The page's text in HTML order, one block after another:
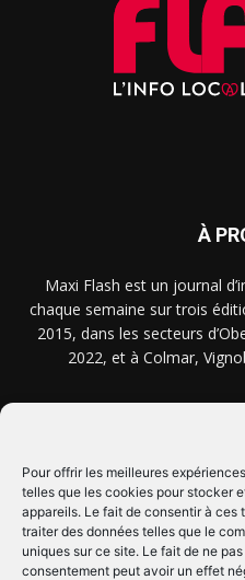
Pour offrir les meilleures
telles que les cookies pour stocker
appareils. Le fait de consentir à ces
traiter des données telles que le
uniques sur ce site. Le fait de ne
consentement peut avoir un effet
À
Maxi Flash est un journal
chaque semaine sur trois
2015, dans les secteurs
2022, et à Colmar,